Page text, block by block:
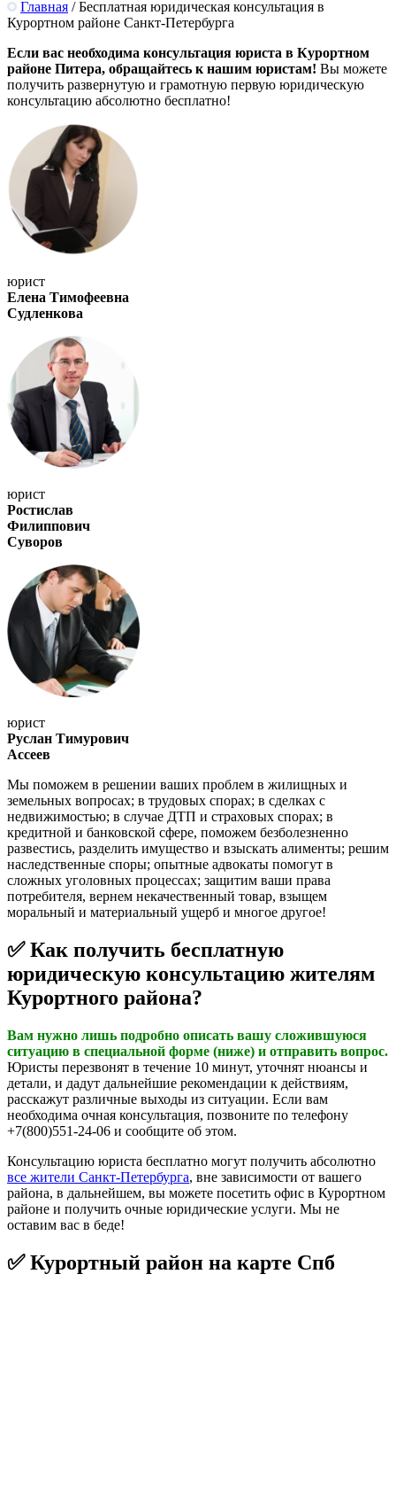
Главная / Бесплатная юридическая консультация в
Курортном районе Санкт-Петербурга
Если вас необходима консультация юриста в Курортном
районе Питера, обращайтесь к нашим юристам! Вы можете
получить развернутую и грамотную первую юридическую
консультацию абсолютно бесплатно!
юрист
Елена Тимофеевна
Судленкова
юрист
Ростислав
Филиппович
Суворов
юрист
Руслан Тимурович
Ассеев
Мы поможем в решении ваших проблем в жилищных и
земельных вопросах; в трудовых спорах; в сделках с
недвижимостью; в случае ДТП и страховых спорах; в
кредитной и банковской сфере, поможем безболезненно
развестись, разделить имущество и взыскать алименты; решим
наследственные споры; опытные адвокаты помогут в
сложных уголовных процессах; защитим ваши права
потребителя, вернем некачественный товар, взыщем
моральный и материальный ущерб и многое другое!
✅ Как получить бесплатную
юридическую консультацию жителям
Курортного района?
Вам нужно лишь подробно описать вашу сложившуюся
ситуацию в специальной форме (ниже) и отправить вопрос.
Юристы перезвонят в течение 10 минут, уточнят нюансы и
детали, и дадут дальнейшие рекомендации к действиям,
расскажут различные выходы из ситуации. Если вам
необходима очная консультация, позвоните по телефону
+7(800)551-24-06 и сообщите об этом.
Консультацию юриста бесплатно могут получить абсолютно
все жители Санкт-Петербурга, вне зависимости от вашего
района, в дальнейшем, вы можете посетить офис в Курортном
районе и получить очные юридические услуги. Мы не
оставим вас в беде!
✅ Курортный район на карте Спб